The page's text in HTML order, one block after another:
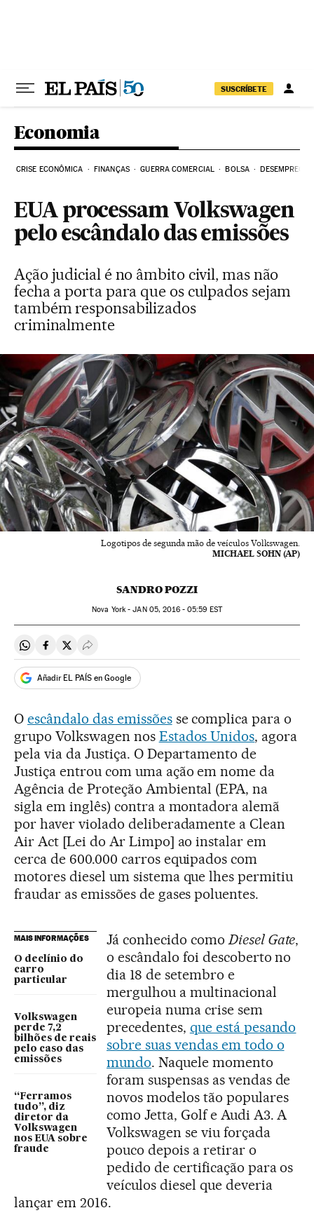
SUSCRÍBETE
Economia
CRISE ECONÔMICA FINANÇAS GUERRA COMERCIAL BOLSA DESEMPREGO
EUA processam Volkswagen
pelo escândalo das emissões
Ação judicial é no âmbito civil, mas não
fecha a porta para que os culpados sejam
também responsabilizados
criminalmente
Logotipos de segunda mão de veículos Volkswagen.
MICHAEL SOHN (AP)
SANDRO POZZI
Nova York -JAN 05, 2016 - 05:59 EST
Compartir en Whatsapp
Compartir en Facebook
Compartir en Twitter
Desplegar Redes Sociales
Añadir EL PAÍS en Google
O escândalo das emissõesse complica para o
grupo Volkswagen nos Estados Unidos, agora
pela via da Justiça. O Departamento de
Justiça entrou com uma ação em nome da
Agência de Proteção Ambiental (EPA, na
sigla em inglês) contra a montadora alemã
por haver violado deliberadamente a Clean
Air Act [Lei do Ar Limpo] ao instalar em
cerca de 600.000 carros equipados com
motores diesel um sistema que lhes permitiu
fraudar as emissões de gases poluentes.
MAIS INFORMAÇÕES
O declínio do
carro
particular
Volkswagen
perde 7,2
bilhões de reais
pelo caso das
emissões
“Ferramos
tudo”, diz
diretor da
Volkswagen
nos EUA sobre
fraude
Já conhecido comoDiesel Gate,
o escândalo foi descoberto no
dia 18 de setembro e
mergulhou a multinacional
europeia numa crise sem
precedentes, que está pesando
sobre suas vendas em todo o
mundo. Naquele momento
foram suspensas as vendas de
novos modelos tão populares
como Jetta, Golf e Audi A3. A
Volkswagen se viu forçada
pouco depois a retirar o
pedido de certificação para os
veículos diesel que deveria
lançar em 2016.